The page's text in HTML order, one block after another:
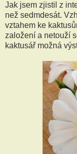
Jak jsem zjistil z
než sedmdesát.
vztahem ke
založení a netouží
kaktusář možná